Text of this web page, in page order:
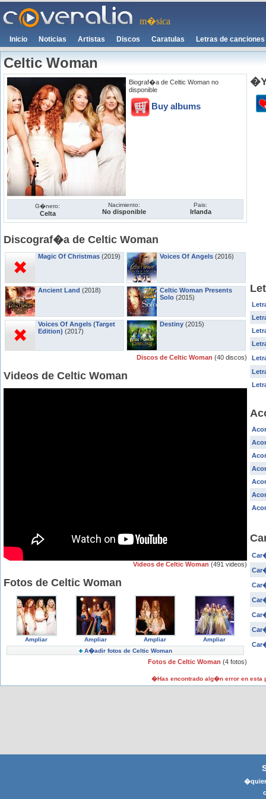
m�sica
Inicio Noticias Artistas Discos Caratulas Letras de canciones
Celtic Woman
Biograf�a de Celtic Woman no
disponible
Buy albums
G�nero:
Celta
Nacimiento:
No disponible
Pais:
Irlanda
Discograf�a de Celtic Woman
Magic Of Christmas (2019)
Ancient Land (2018)
Voices Of Angels (Target
Edition) (2017)
Voices Of Angels (2016)
Celtic Woman Presents
Solo (2015)
Destiny (2015)
Discos de Celtic Woman (40 discos)
Videos de Celtic Woman
Videos de Celtic Woman (491 videos)
Fotos de Celtic Woman
Ampliar Ampliar Ampliar
Ampliar
A�adir fotos de Celtic Woman
Fotos de Celtic Woman (4 fotos)
�Has encontrado alg�n error en esta